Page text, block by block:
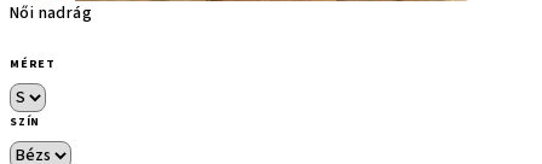
Női nadrág
MÉRET
SZÍN